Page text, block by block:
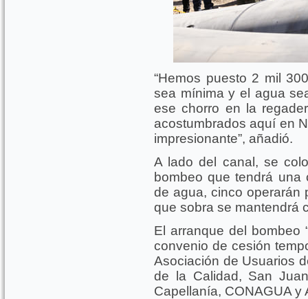
“Hemos puesto 2 mil
sea mínima y el agua
ese chorro en la
acostumbrados aquí en
impresionante”, añadió.
A lado del canal, se
bombeo que tendrá
de agua, cinco operarán
que sobra se mantendrá
El arranque del bombeo
convenio de cesión
Asociación de Usuarios
de la Calidad, San
Capellanía, CONAGUA y